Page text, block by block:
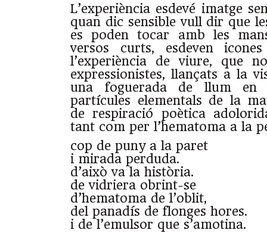
L’experiència esdevé imatge
quan dic sensible vull dir que
es poden tocar amb les
versos curts, esdeven
l’experiència de viure, que
expressionistes, llançats a la
una foguerada de llum en
partícules elementals de la
de respiració poètica
tant com per l’hematoma a la
cop de puny a la paret
i mirada perduda.
d’això va la història.
de vidriera obrint-se
d’hematoma de l’oblit,
del panadís de flonges hores.
i de l’emulsor que s’amotina.